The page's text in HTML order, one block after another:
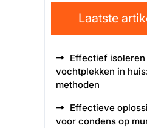
Laatste
Effectief isoleren
vochtplekken in
methoden
Effectieve
voor condens op